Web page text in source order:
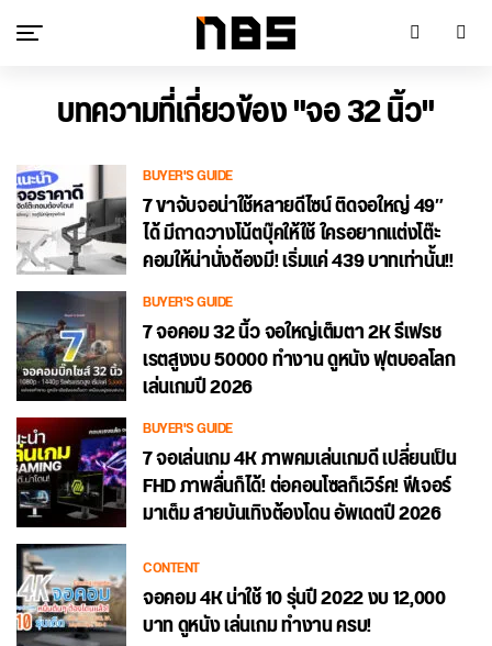
บทความที่เกี่ยวข้อง "จอ 32 นิ้ว"
BUYER'S GUIDE
7 ขาจับจอน่าใช้หลายดีไซน์ ติดจอใหญ่ 49″
ได้ มีถาดวางโน้ตบุ๊คให้ใช้ ใครอยากแต่งโต๊ะ
คอมให้น่านั่งต้องมี! เริ่มแค่ 439 บาทเท่านั้น!!
BUYER'S GUIDE
7 จอคอม 32 นิ้ว จอใหญ่เต็มตา 2K รีเฟรช
เรตสูงงบ 50000 ทำงาน ดูหนัง ฟุตบอลโลก
เล่นเกมปี 2026
BUYER'S GUIDE
7 จอเล่นเกม 4K ภาพคมเล่นเกมดี เปลี่ยนเป็น
FHD ภาพลื่นก็ได้! ต่อคอนโซลก็เวิร์ค! ฟีเจอร์
มาเต็ม สายบันเทิงต้องโดน อัพเดตปี 2026
CONTENT
จอคอม 4K น่าใช้ 10 รุ่นปี 2022 งบ 12,000
บาท ดูหนัง เล่นเกม ทำงาน ครบ!